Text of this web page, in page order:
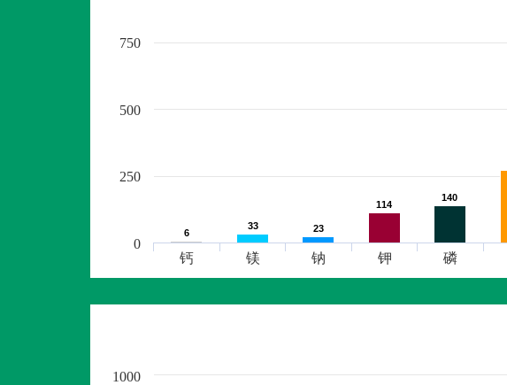
6
6
33
33 23
23
114
114
140
140
钙 镁 钠 钾 磷
0
250
500
750
1000